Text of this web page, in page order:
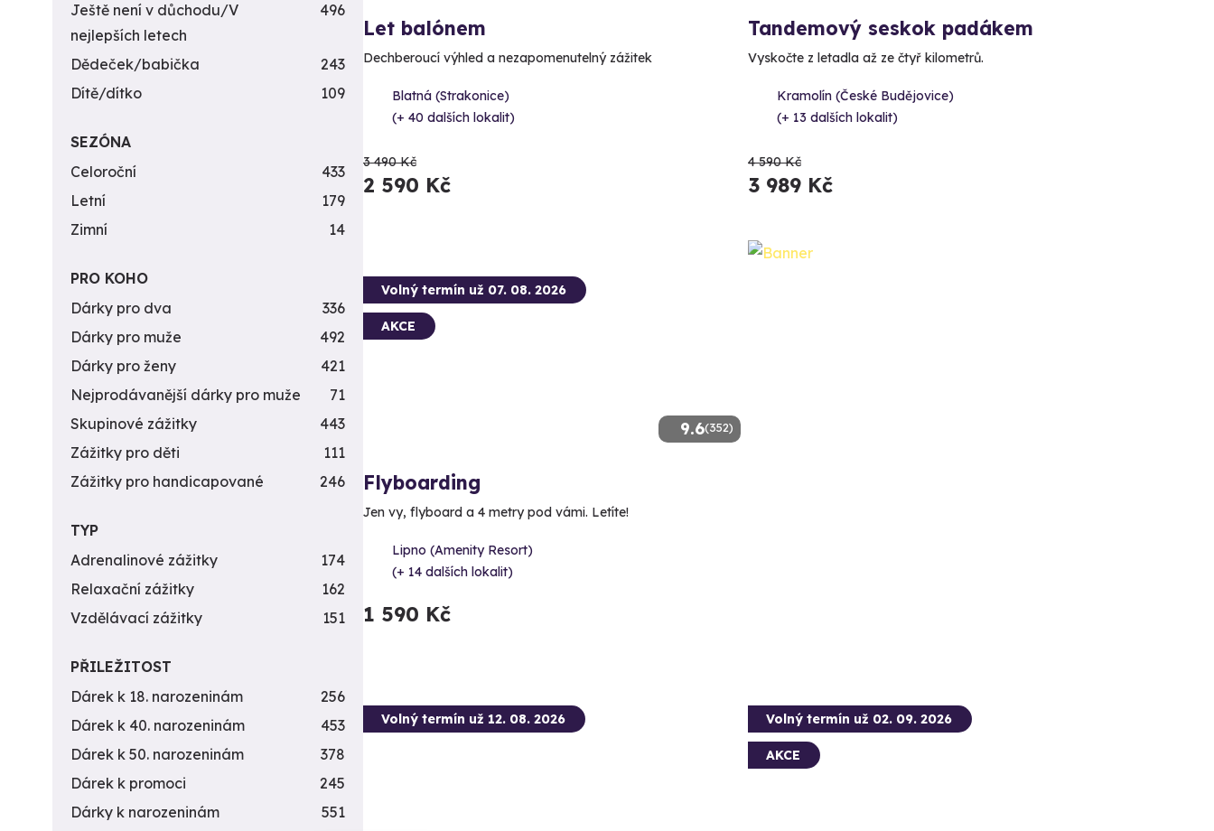
Let balónem
Dechberoucí výhled a nezapomenutelný zážitek
Blatná (Strakonice)
(+ 40 dalších lokalit)
3 490 Kč
2 590 Kč
Tandemový seskok padákem
Vyskočte z letadla až ze čtyř kilometrů.
Kramolín (České Budějovice)
(+ 13 dalších lokalit)
4 590 Kč
3 989 Kč
9.6(352)
Volný termín už 07. 08. 2026
AKCE
Flyboarding
Jen vy, flyboard a 4 metry pod vámi. Letíte!
Lipno (Amenity Resort)
(+ 14 dalších lokalit)
1 590 Kč
Volný termín už 12. 08. 2026 Volný termín už 02. 09. 2026
AKCE
Ještě není v důchodu/V
nejlepších letech
496
Dědeček/babička
243
Dítě/dítko
109
SEZÓNA
Celoroční
433
Letní
179
Zimní
14
PRO KOHO
Dárky pro dva
336
Dárky pro muže
492
Dárky pro ženy
421
Nejprodávanější dárky pro muže
71
Skupinové zážitky
443
Zážitky pro děti
111
Zážitky pro handicapované
246
TYP
Adrenalinové zážitky
174
Relaxační zážitky
162
Vzdělávací zážitky
151
PŘILEŽITOST
Dárek k 18. narozeninám
256
Dárek k 40. narozeninám
453
Dárek k 50. narozeninám
378
Dárek k promoci
245
Dárky k narozeninám
551